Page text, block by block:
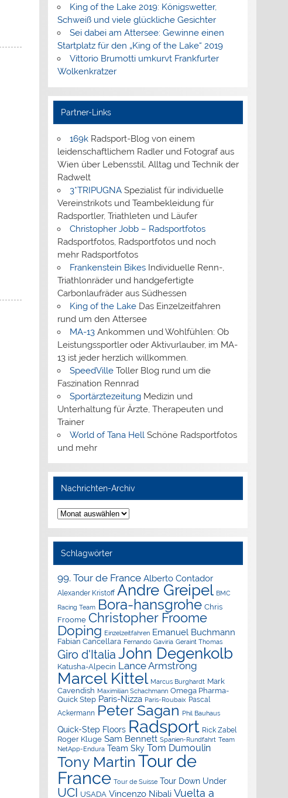
King of the Lake 2019: Königswetter,
Schweiß und viele glückliche Gesichter
Sei dabei am Attersee: Gewinne einen
Startplatz für den „King of the Lake“ 2019
Vittorio Brumotti umkurvt Frankfurter
Wolkenkratzer
Partner-Links
169kRadsport-Blog von einem
leidenschaftlichem Radler und Fotograf aus
Wien über Lebensstil, Alltag und Technik der
Radwelt
3*TRIPUGNASpezialist für individuelle
Vereinstrikots und Teambekleidung für
Radsportler, Triathleten und Läufer
Christopher Jobb – Radsportfotos
Radsportfotos, Radsportfotos und noch
mehr Radsportfotos
Frankenstein BikesIndividuelle Renn-,
Triathlonräder und handgefertigte
Carbonlaufräder aus Südhessen
King of the LakeDas Einzelzeitfahren
rund um den Attersee
MA-13Ankommen und Wohlfühlen: Ob
Leistungssportler oder Aktivurlauber, im MA-
13 ist jeder herzlich willkommen.
SpeedVilleToller Blog rund um die
Faszination Rennrad
SportärztezeitungMedizin und
Unterhaltung für Ärzte, Therapeuten und
Trainer
World of Tana Hell Schöne Radsportfotos
und mehr
Nachrichten-Archiv
Nachrichten-
Archiv
Schlagwörter
99. Tour de France Alberto Contador
Alexander Kristoff Andre Greipel BMC
Racing Team Bora-hansgrohe Chris
Froome Christopher Froome
Doping Einzelzeitfahren Emanuel Buchmann
Fabian Cancellara Fernando Gaviria Geraint Thomas
Giro d'Italia John Degenkolb
Katusha-Alpecin Lance Armstrong
Marcel Kittel Marcus Burghardt Mark
Cavendish Maximilian Schachmann Omega Pharma-
Quick Step Paris-Nizza Paris-Roubaix Pascal
Ackermann Peter Sagan Phil Bauhaus
Quick-Step Floors Radsport Rick Zabel
Roger Kluge Sam Bennett Spanien-Rundfahrt Team
NetApp-Endura Team Sky Tom Dumoulin
Tony Martin Tour de
France Tour de Suisse Tour Down Under
UCI USADA Vincenzo Nibali Vuelta a